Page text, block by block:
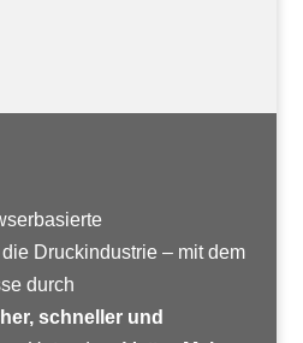
Druckindustrie – mit dem
durch
schneller und